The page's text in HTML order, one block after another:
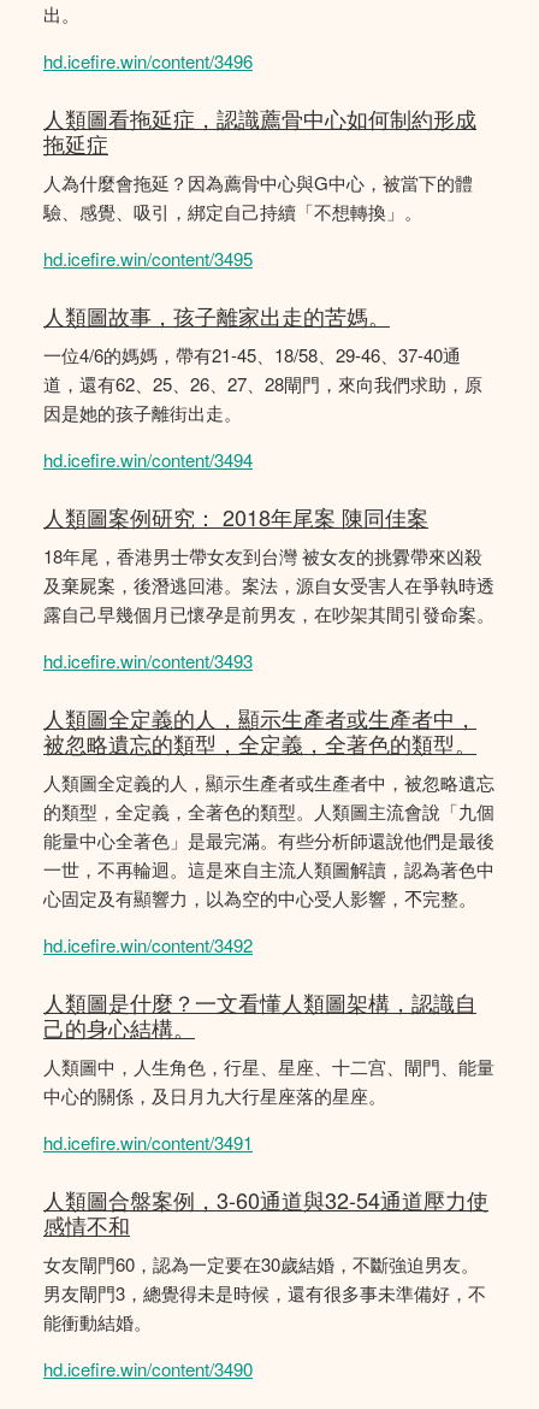
出。
hd.icefire.win/content/3496
人類圖看拖延症，認識薦骨中心如何制約形成
拖延症
人為什麼會拖延？因為薦骨中心與G中心，被當下的體
驗、感覺、吸引，綁定自己持續「不想轉換」。
hd.icefire.win/content/3495
人類圖故事，孩子離家出走的苦媽。
一位4/6的媽媽，帶有21-45、18/58、29-46、37-40通
道，還有62、25、26、27、28閘門，來向我們求助，原
因是她的孩子離街出走。
hd.icefire.win/content/3494
人類圖案例研究： 2018年尾案 陳同佳案
18年尾，香港男士帶女友到台灣 被女友的挑釁帶來凶殺
及棄屍案，後潛逃回港。案法，源自女受害人在爭執時透
露自己早幾個月已懷孕是前男友，在吵架其間引發命案。
hd.icefire.win/content/3493
人類圖全定義的人，顯示生產者或生產者中，
被忽略遺忘的類型，全定義，全著色的類型。
人類圖全定義的人，顯示生產者或生產者中，被忽略遺忘
的類型，全定義，全著色的類型。人類圖主流會說「九個
能量中心全著色」是最完滿。有些分析師還說他們是最後
一世，不再輪迴。這是來自主流人類圖解讀，認為著色中
心固定及有顯響力，以為空的中心受人影響，𣎴完整。
hd.icefire.win/content/3492
人類圖是什麼？一文看懂人類圖架構，認識自
己的身心結構。
人類圖中，人生角色，行星、星座、十二宫、閘門、能量
中心的關係，及日月九大行星座落的星座。
hd.icefire.win/content/3491
人類圖合盤案例，3-60通道與32-54通道壓力使
感情不和
女友閘門60，認為一定要在30歲結婚，不斷強迫男友。
男友閘門3，總覺得未是時候，還有很多事未準備好，不
能衝動結婚。
hd.icefire.win/content/3490